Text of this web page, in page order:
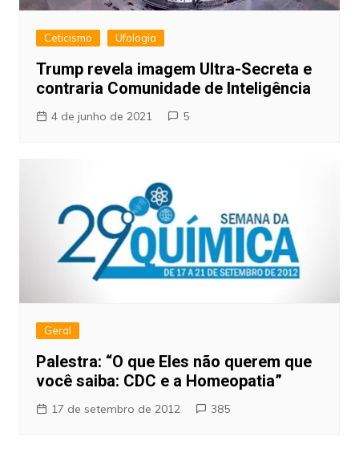
Ceticismo Ufologia
Trump revela imagem Ultra-Secreta e
contraria Comunidade de Inteligência
4 de junho de 2021 5
Geral
Palestra: “O que Eles não querem que
você saiba: CDC e a Homeopatia”
17 de setembro de 2012 385